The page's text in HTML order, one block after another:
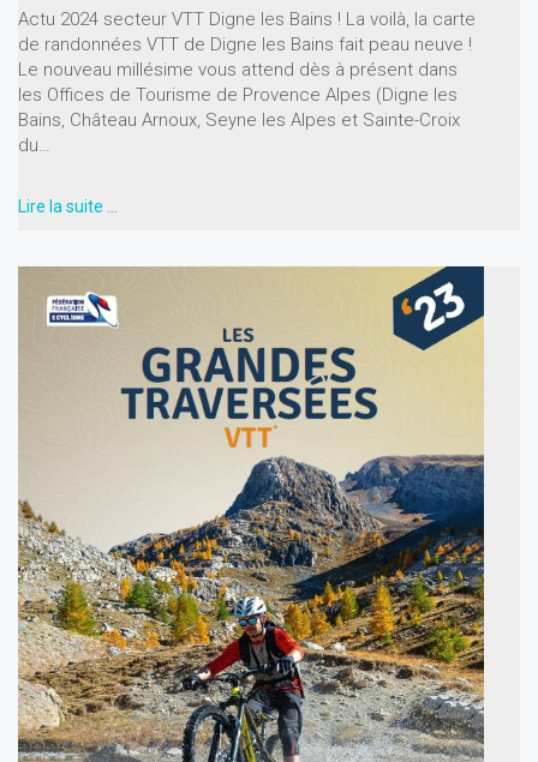
Actu 2024 secteur VTT Digne les Bains ! La voilà, la carte
de randonnées VTT de Digne les Bains fait peau neuve !
Le nouveau millésime vous attend dès à présent dans
les Offices de Tourisme de Provence Alpes (Digne les
Bains, Château Arnoux, Seyne les Alpes et Sainte-Croix
du…
Lire la suite …